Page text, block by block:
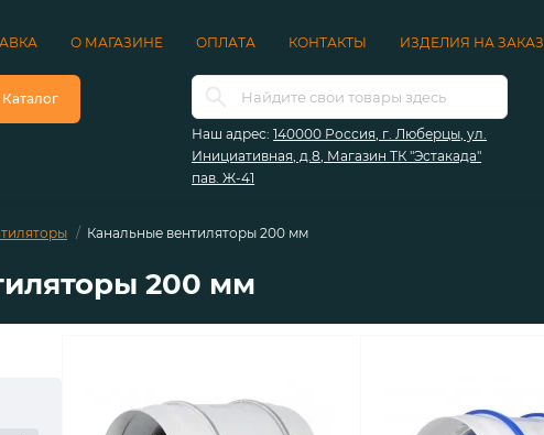
О МАГАЗИНЕ ОПЛАТА КОНТАКТЫ ИЗДЕЛИЯ НА ЗАКАЗ
Каталог
Наш адрес: 140000 Россия, г. Люберцы, ул.
Инициативная, д.8, Магазин ТК "Эстакада"
пав. Ж-41
Канальные вентиляторы 200 мм
200 мм